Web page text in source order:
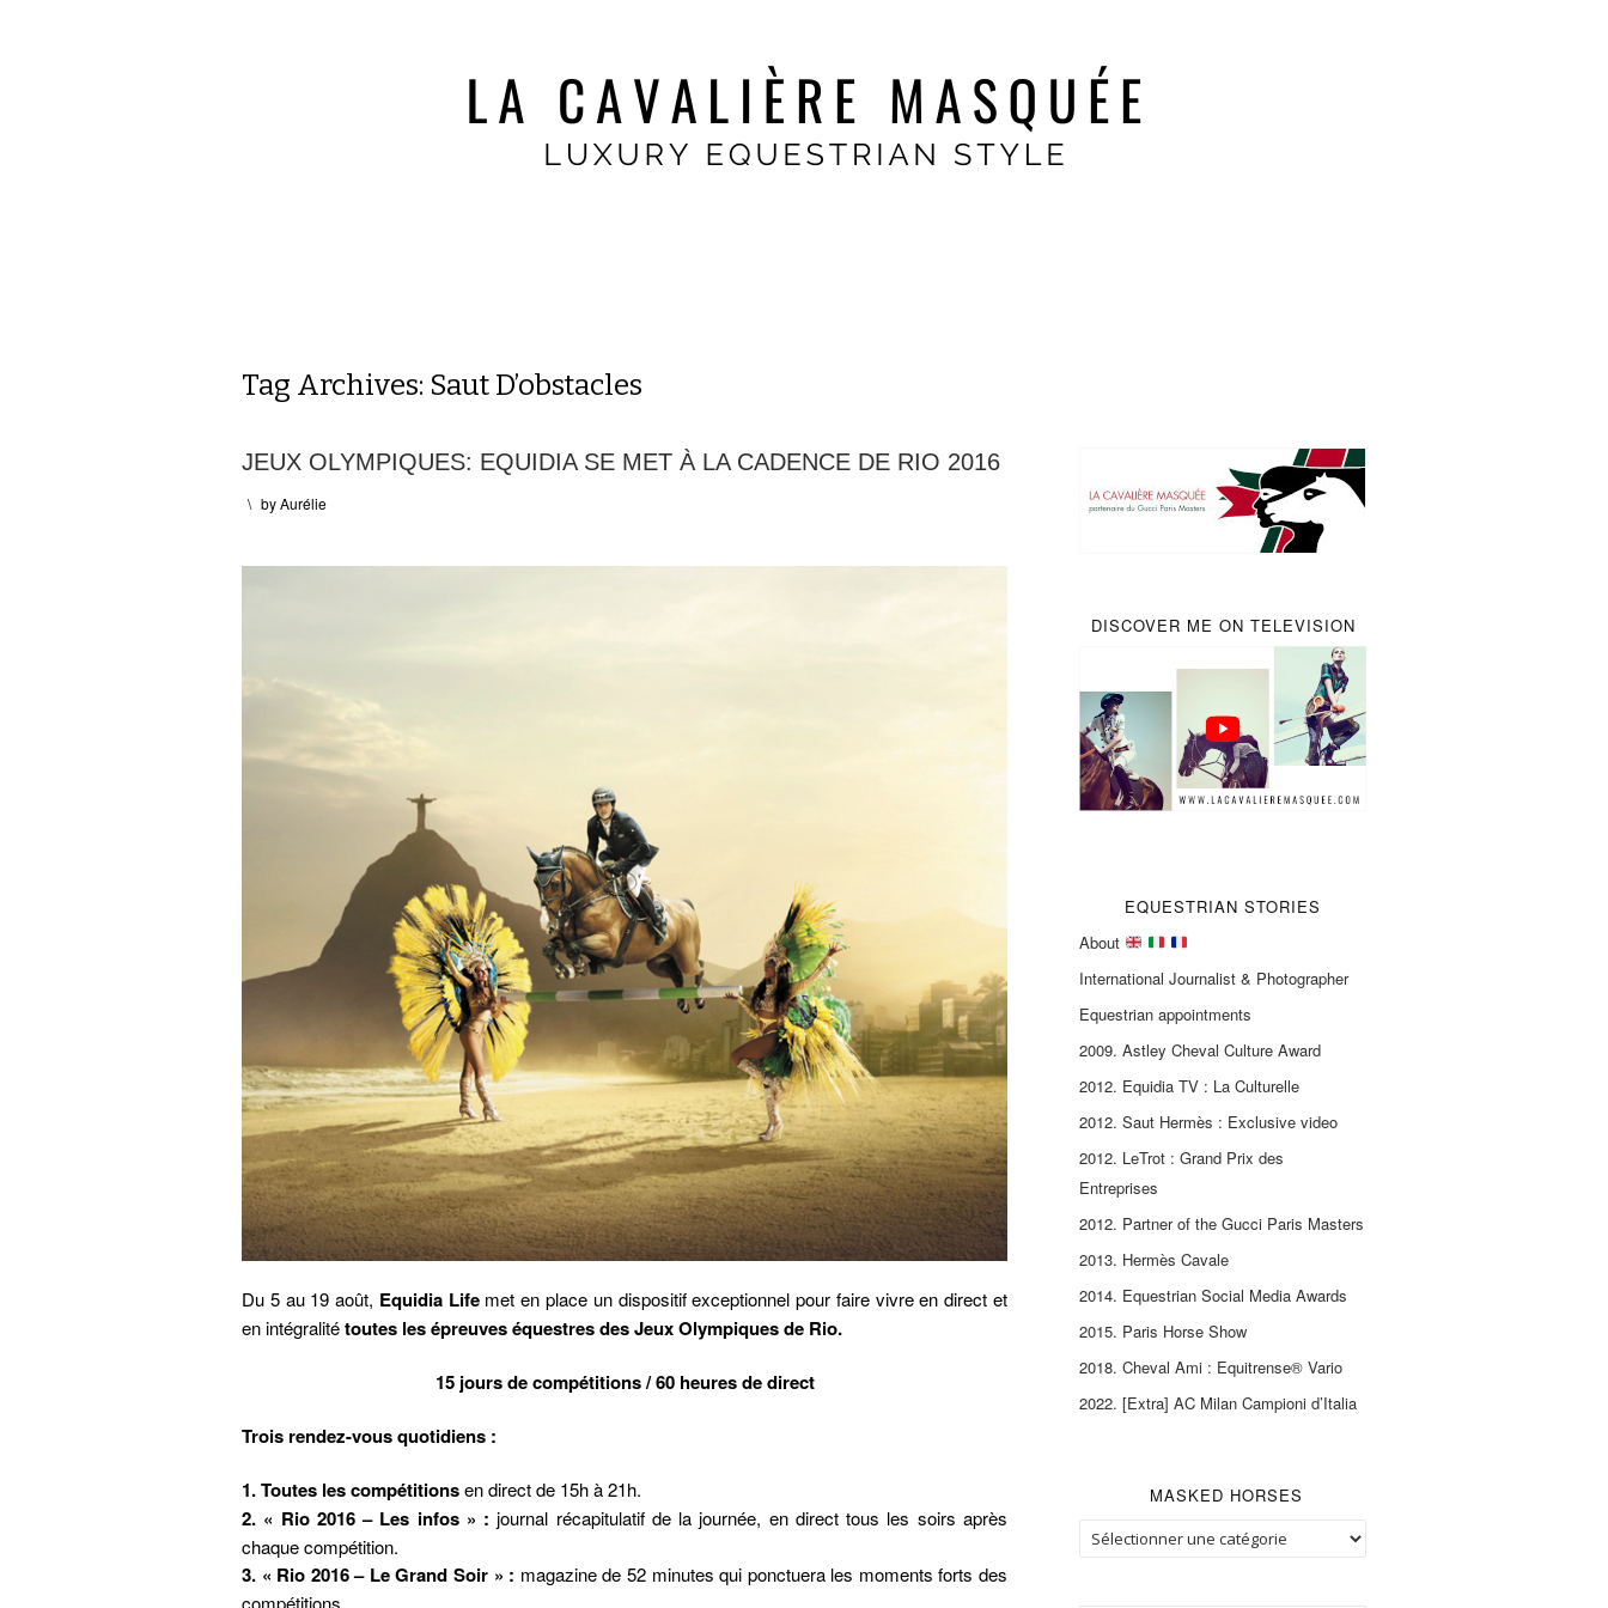
Tag Archives: Saut D’obstacles
JEUX OLYMPIQUES: EQUIDIA SE MET À LA CADENCE DE RIO 2016
\ byAurélie
Du 5 au 19 août, Equidia Lifemet en place un dispositif exceptionnel pour faire vivre en direct et
en intégralitétoutes les épreuves équestres des Jeux Olympiques de Rio.
15 jours de compétitions / 60 heures de direct
Trois rendez-vous quotidiens :
1. Toutes les compétitionsen direct de 15h à 21h.
2. « Rio 2016 – Les infos » : journal récapitulatif de la journée, en direct tous les soirs après
chaque compétition.
3. « Rio 2016 – Le Grand Soir » : magazine de 52 minutes qui ponctuera les moments forts des
DISCOVER ME ON TELEVISION
EQUESTRIAN STORIES
About
International Journalist & Photographer
Equestrian appointments
2009. Astley Cheval Culture Award
2012. Equidia TV : La Culturelle
2012. Saut Hermès : Exclusive video
2012. LeTrot : Grand Prix des
Entreprises
2012. Partner of the Gucci Paris Masters
2013. Hermès Cavale
2014. Equestrian Social Media Awards
2015. Paris Horse Show
2018. Cheval Ami : Equitrense® Vario
2022. [Extra] AC Milan Campioni d’Italia
MASKED HORSES